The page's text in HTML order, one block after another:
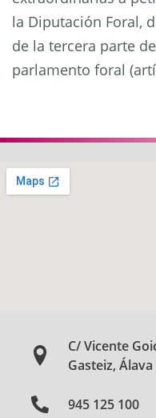
la Diputación Foral,
de la tercera parte
parlamento foral
C/ Vicente
Gasteiz, Álava
945 125 100